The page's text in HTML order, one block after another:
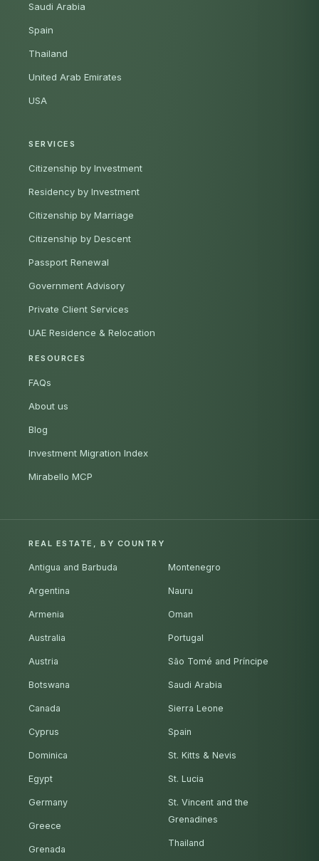
Saudi Arabia
Spain
Thailand
United Arab Emirates
USA
SERVICES
Citizenship by Investment
Residency by Investment
Citizenship by Marriage
Citizenship by Descent
Passport Renewal
Government Advisory
Private Client Services
UAE Residence & Relocation
RESOURCES
FAQs
About us
Blog
Investment Migration Index
Mirabello MCP
REAL ESTATE, BY COUNTRY
Antigua and Barbuda
Argentina
Armenia
Australia
Austria
Botswana
Canada
Cyprus
Dominica
Egypt
Germany
Greece
Grenada
Montenegro
Nauru
Oman
Portugal
São Tomé and Príncipe
Saudi Arabia
Sierra Leone
Spain
St. Kitts & Nevis
St. Lucia
St. Vincent and the
Grenadines
Thailand